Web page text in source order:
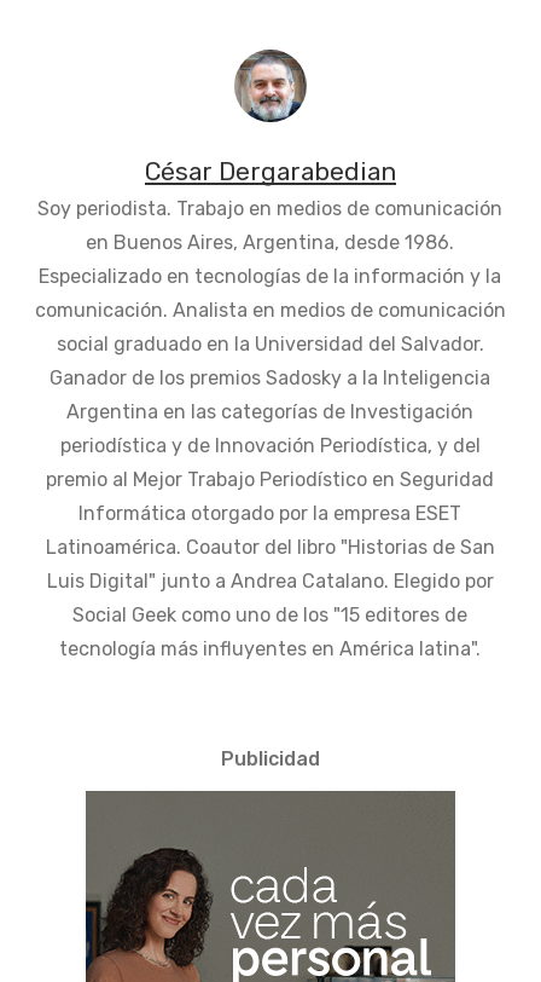
César Dergarabedian
Soy periodista. Trabajo en medios de comunicación
en Buenos Aires, Argentina, desde 1986.
Especializado en tecnologías de la información y la
comunicación. Analista en medios de comunicación
social graduado en la Universidad del Salvador.
Ganador de los premios Sadosky a la Inteligencia
Argentina en las categorías de Investigación
periodística y de Innovación Periodística, y del
premio al Mejor Trabajo Periodístico en Seguridad
Informática otorgado por la empresa ESET
Latinoamérica. Coautor del libro "Historias de San
Luis Digital" junto a Andrea Catalano. Elegido por
Social Geek como uno de los "15 editores de
tecnología más influyentes en América latina".
Publicidad